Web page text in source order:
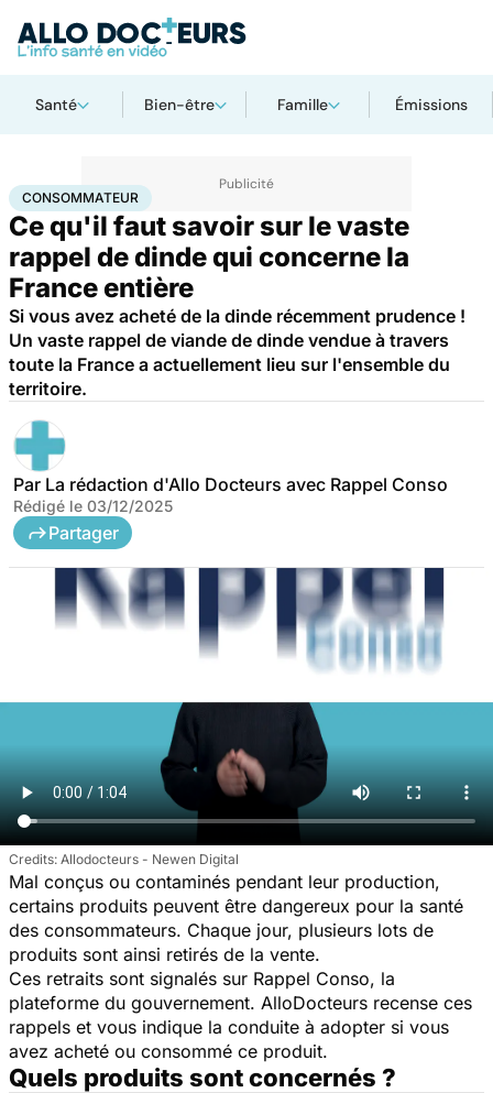
Santé Bien-être Famille Émissions
AccueilSantéConsommateur
CONSOMMATEUR
Ce qu'il faut savoir sur le vaste
rappel de dinde qui concerne la
France entière
Si vous avez acheté de la dinde récemment prudence !
Un vaste rappel de viande de dinde vendue à travers
toute la France a actuellement lieu sur l'ensemble du
territoire.
Par La rédaction d'Allo Docteurs avec Rappel Conso
Rédigé le 03/12/2025
Partager
Allodocteurs - Newen Digital
Mal conçus ou contaminés pendant leur production,
certains produits peuvent être dangereux pour la santé
des consommateurs. Chaque jour, plusieurs lots de
produits sont ainsi retirés de la vente.
Ces retraits sont signalés sur Rappel Conso, la
plateforme du gouvernement. AlloDocteurs recense ces
rappels et vous indique la conduite à adopter si vous
avez acheté ou consommé ce produit.
Quels produits sont concernés ?